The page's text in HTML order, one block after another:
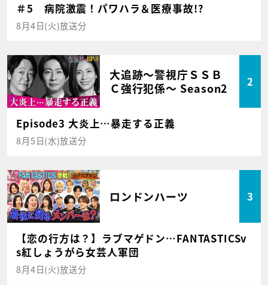
＃5 病院激震！パワハラ＆医療事故!?
8月4日(火)放送分
大追跡～警視庁ＳＳＢ
Ｃ強行犯係～ Season2
2
Episode3 大炎上…暴走する正義
8月5日(水)放送分
ロンドンハーツ 3
【恋の行方は？】ラブマゲドン…FANTASTICSv
s紅しょうがら女芸人軍団
8月4日(火)放送分